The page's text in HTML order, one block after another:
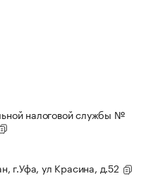
налоговой службы №
г.Уфа, ул Красина, д.52